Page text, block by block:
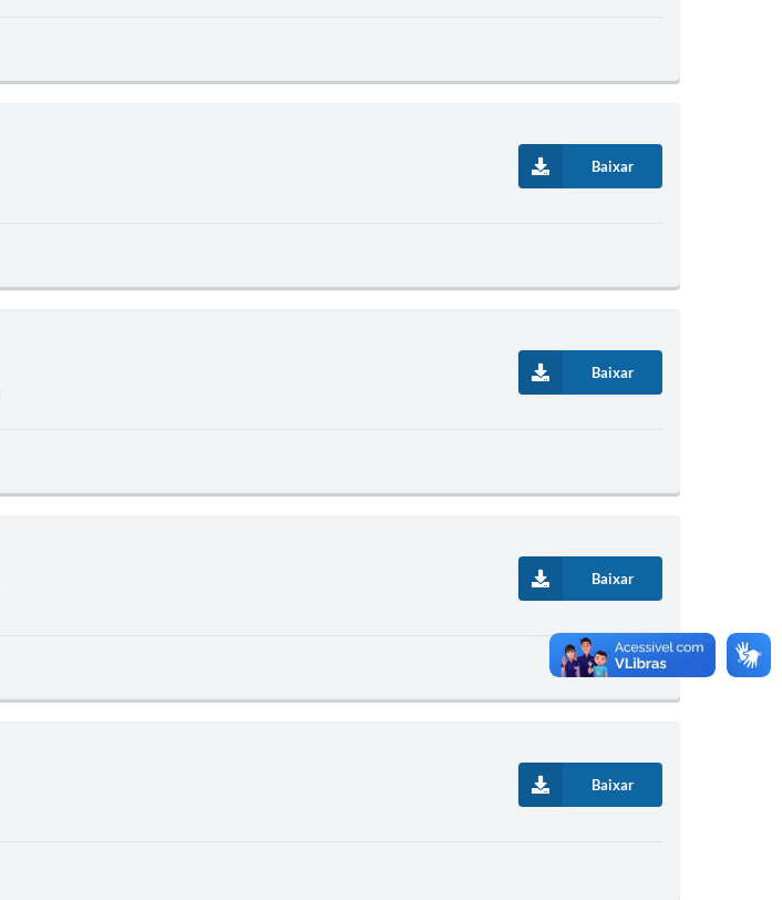
Baixar
Baixar
Baixar
Baixar